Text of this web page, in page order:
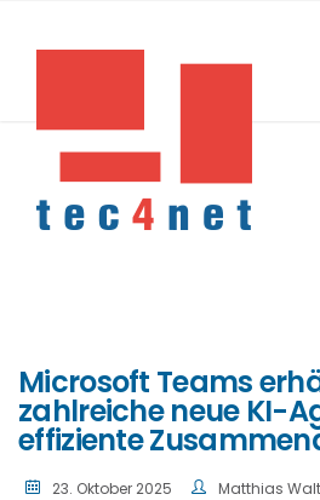
Microsoft Teams
zahlreiche neue KI-
effiziente
23. Oktober 2025 Matthias